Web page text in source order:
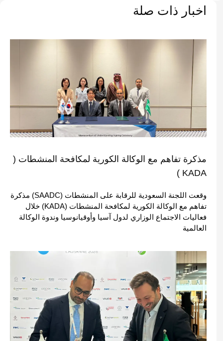
اخبار ذات صلة
مذكرة تفاهم مع الوكالة الكورية لمكافحة المنشطات (
KADA )
وقعت اللجنة السعودية للرقابة على المنشطات (SAADC) مذكرة
تفاهم مع الوكالة الكورية لمكافحة المنشطات (KADA) خلال
فعاليات الاجتماع الوزاري لدول آسيا وأوقيانوسيا وندوة الوكالة
العالمية